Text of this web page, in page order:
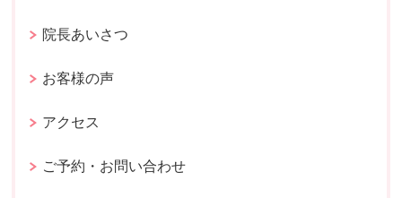
院長あいさつ
お客様の声
アクセス
ご予約・お問い合わせ